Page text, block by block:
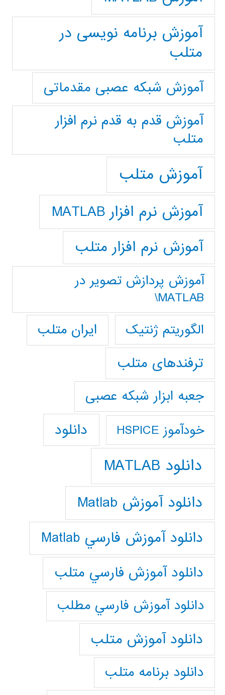
آموزش برنامه نویسی در
متلب
آموزش شبکه عصبی مقدماتی
آموزش قدم به قدم نرم افزار
متلب
آموزش متلب
آموزش نرم افزار MATLAB
آموزش نرم افزار متلب
آموزش پردازش تصوير در
MATLAB\
الگوریتم ژنتیک
ایران متلب
ترفندهای متلب
جعبه ابزار شبکه عصبی
خودآموز HSPICE دانلود
دانلود MATLAB
دانلود آموزش Matlab
دانلود آموزش فارسي Matlab
دانلود آموزش فارسي متلب
دانلود آموزش فارسي مطلب
دانلود آموزش متلب
دانلود برنامه متلب